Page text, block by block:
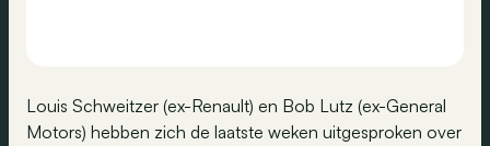
Louis Schweitzer (ex-Renault) en Bob Lutz (ex-General
Motors) hebben zich de laatste weken uitgesproken over